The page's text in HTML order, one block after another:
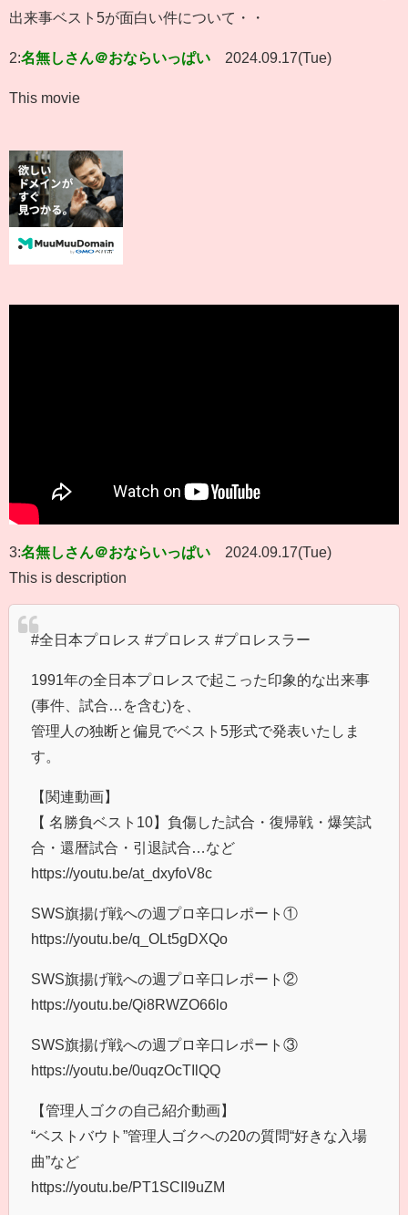
出来事ベスト5が面白い件について・・
2:名無しさん＠おならいっぱい 2024.09.17(Tue)
This movie
3:名無しさん＠おならいっぱい
2024.09.17(Tue)
This is description
#全日本プロレス #プロレス #プロレスラー
1991年の全日本プロレスで起こった印象的な出来事
(事件、試合…を含む)を、
管理人の独断と偏見でベスト5形式で発表いたしま
す。
【関連動画】
【 名勝負ベスト10】負傷した試合・復帰戦・爆笑試
合・還暦試合・引退試合…など
https://youtu.be/at_dxyfoV8c
SWS旗揚げ戦への週プロ辛口レポート①
https://youtu.be/q_OLt5gDXQo
SWS旗揚げ戦への週プロ辛口レポート②
https://youtu.be/Qi8RWZO66lo
SWS旗揚げ戦への週プロ辛口レポート③
https://youtu.be/0uqzOcTIlQQ
【管理人ゴクの自己紹介動画】
“ベストバウト”管理人ゴクへの20の質問“好きな入場
曲”など
https://youtu.be/PT1SCII9uZM